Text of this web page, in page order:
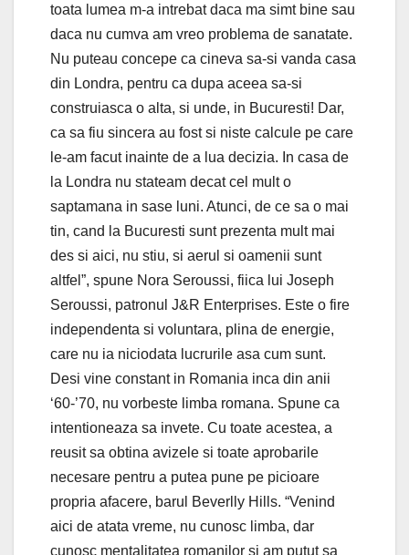
toata lumea m-a intrebat daca ma simt bine sau
daca nu cumva am vreo problema de sanatate.
Nu puteau concepe ca cineva sa-si vanda casa
din Londra, pentru ca dupa aceea sa-si
construiasca o alta, si unde, in Bucuresti! Dar,
ca sa fiu sincera au fost si niste calcule pe care
le-am facut inainte de a lua decizia. In casa de
la Londra nu stateam decat cel mult o
saptamana in sase luni. Atunci, de ce sa o mai
tin, cand la Bucuresti sunt prezenta mult mai
des si aici, nu stiu, si aerul si oamenii sunt
altfel”, spune Nora Seroussi, fiica lui Joseph
Seroussi, patronul J&R Enterprises. Este o fire
independenta si voluntara, plina de energie,
care nu ia niciodata lucrurile asa cum sunt.
Desi vine constant in Romania inca din anii
‘60-’70, nu vorbeste limba romana. Spune ca
intentioneaza sa invete. Cu toate acestea, a
reusit sa obtina avizele si toate aprobarile
necesare pentru a putea pune pe picioare
propria afacere, barul Beverlly Hills. “Venind
aici de atata vreme, nu cunosc limba, dar
cunosc mentalitatea romanilor si am putut sa